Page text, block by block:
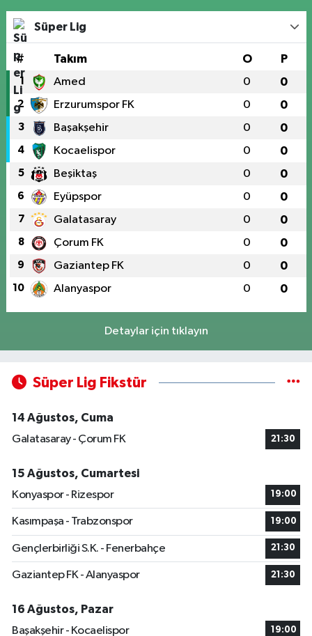
Süper Lig
# Takım O P
1 Amed 0 0
2 Erzurumspor FK 0 0
3 Başakşehir 0 0
4 Kocaelispor 0 0
5 Beşiktaş 0 0
6 Eyüpspor 0 0
7 Galatasaray 0 0
8 Çorum FK 0 0
9 Gaziantep FK 0 0
10 Alanyaspor 0 0
Detaylar için tıklayın
Süper Lig Fikstür
14 Ağustos, Cuma
Galatasaray - Çorum FK
21:30
15 Ağustos, Cumartesi
Konyaspor - Rizespor
19:00
Kasımpaşa - Trabzonspor 19:00
Gençlerbirliği S.K. - Fenerbahçe 21:30
Gaziantep FK - Alanyaspor 21:30
16 Ağustos, Pazar
Başakşehir - Kocaelispor
19:00